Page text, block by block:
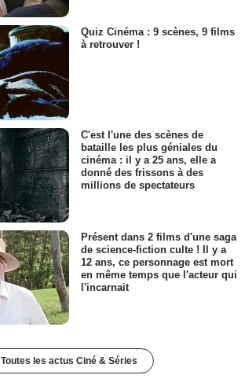
Quiz Cinéma : 9 scènes, 9 films
à retrouver !
C'est l'une des scènes de
bataille les plus géniales du
cinéma : il y a 25 ans, elle a
donné des frissons à des
millions de spectateurs
Présent dans 2 films d'une saga
de science-fiction culte ! Il y a
12 ans, ce personnage est mort
en même temps que l'acteur qui
l'incarnait
Toutes les actus Ciné & Séries